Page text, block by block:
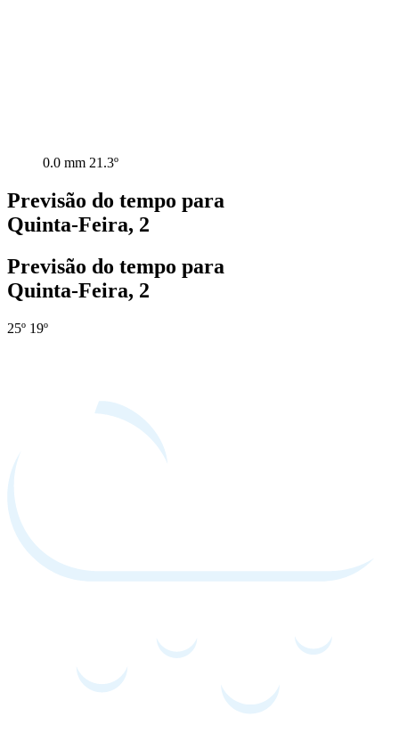
0.0 mm 21.3º
Previsão do tempo para
Quinta-Feira, 2
Previsão do tempo para
Quinta-Feira, 2
25º 19º